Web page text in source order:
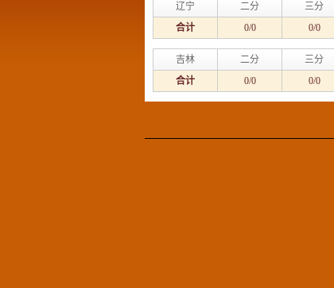
辽宁 二分 三分
合计
0/0 0/0
吉林 二分 三分
合计
0/0 0/0